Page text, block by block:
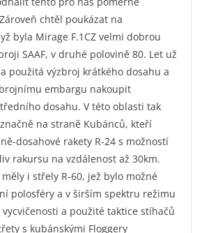
chtěl poukázat na
byla Mirage F.1CZ velmi dobrou
SAAF, v druhé polovině 80. Let už
použitá výzbroj krátkého dosahu a
embargu nakoupit
dosahu. V této oblasti tak
na straně Kubánců, kteří
dosahové rakety R-24 s možností
rakursu na vzdálenost až 30km.
i střely R-60, jež bylo možné
polosféry a v širším spektru režimu
a použité taktice stíhačů
s kubánskými Floggery